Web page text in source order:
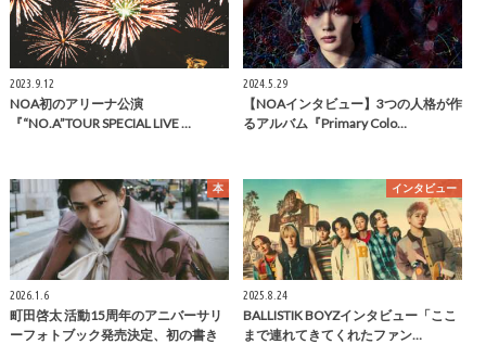
2023.9.12
NOA初のアリーナ公演
『“NO.A”TOUR SPECIAL LIVE …
2024.5.29
【NOAインタビュー】3つの人格が作
るアルバム『Primary Colo…
本
2026.1.6
町田啓太 活動15周年のアニバーサリ
ーフォトブック発売決定、初の書き
インタビュー
2025.8.24
BALLISTIK BOYZインタビュー「ここ
まで連れてきてくれたファン…